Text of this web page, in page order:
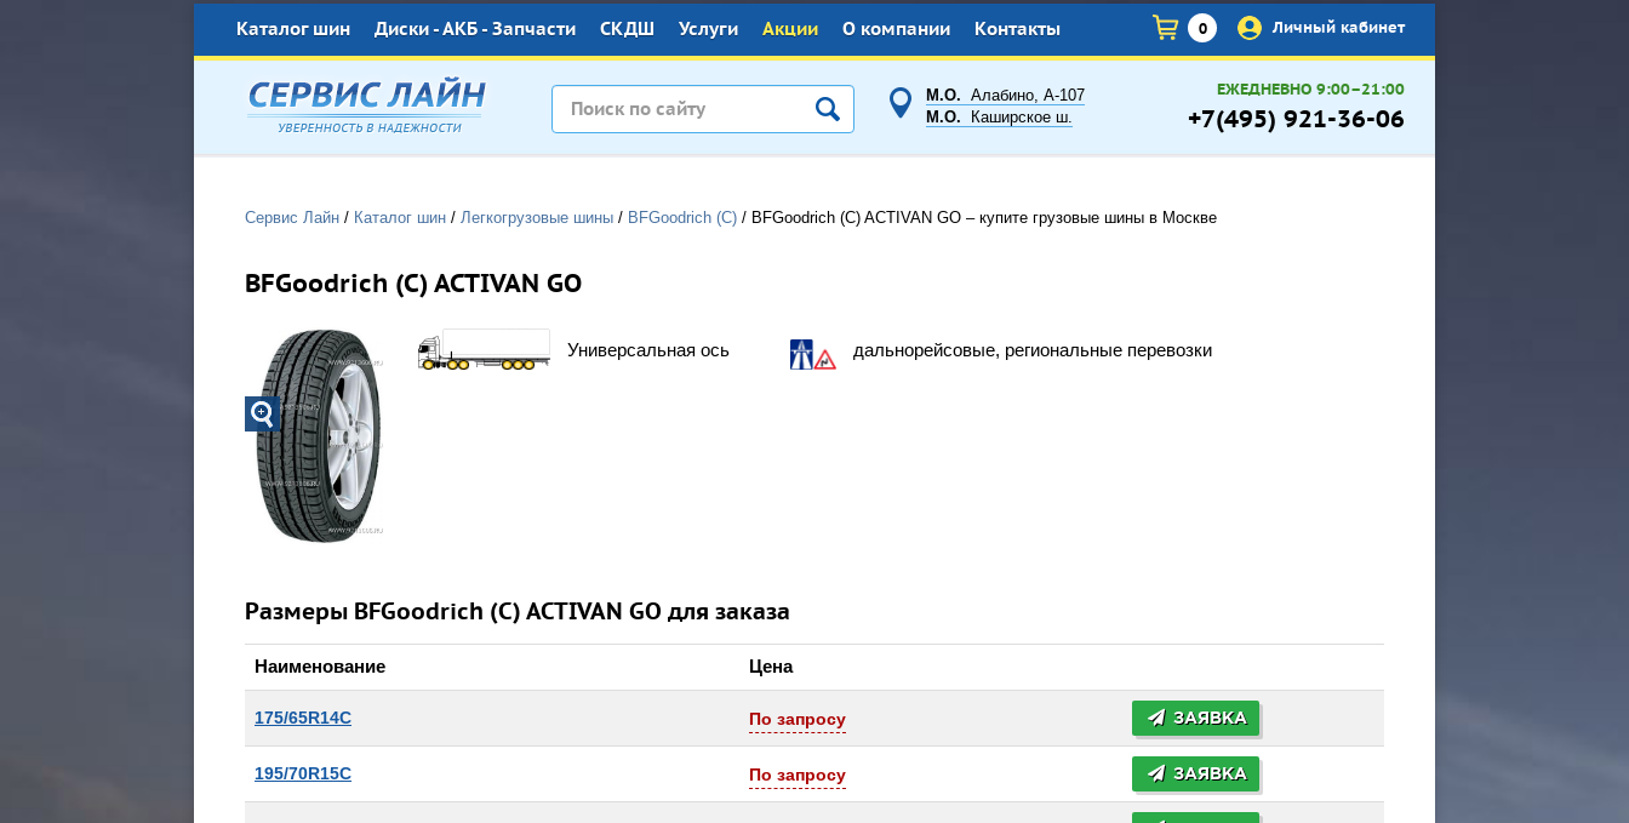
×
Каталог шин Диски - АКБ - Запчасти СКДШ Услуги Акции О компании Контакты 0 Личный кабинет
М.О. Алабино, А-107
М.О. Каширское ш.
ЕЖЕДНЕВНО 9:00–21:00
+7(495) 921-36-06
Сервис Лайн / Каталог шин / Легкогрузовые шины / BFGoodrich (С) / BFGoodrich (С) ACTIVAN GO – купите грузовые шины в Москве
BFGoodrich (С) ACTIVAN GO
Универсальная ось дальнорейсовые, региональные перевозки
Размеры BFGoodrich (С) ACTIVAN GO для заказа
Наименование Цена
175/65R14C По запросу ЗАЯВКА
195/70R15C По запросу ЗАЯВКА